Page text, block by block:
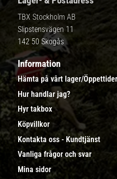
TBX Stockholm AB
Slipstensvägen 11
142 50 Skogås
Information
Hämta på vårt lager/Öppettider
Hur handlar jag?
Hyr takbox
Köpvillkor
Kontakta oss - Kundtjänst
Vanliga frågor och svar
Mina sidor